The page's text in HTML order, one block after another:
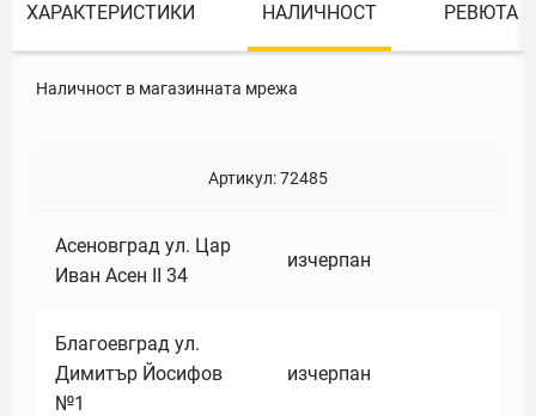
ХАРАКТЕРИСТИКИ НАЛИЧНОСТ РЕВЮТА
Наличност в магазинната мрежа
Артикул:72485
Асеновград ул. Цар
Иван Асен II 34
изчерпан
Благоевград ул.
Димитър Йосифов
№1
изчерпан